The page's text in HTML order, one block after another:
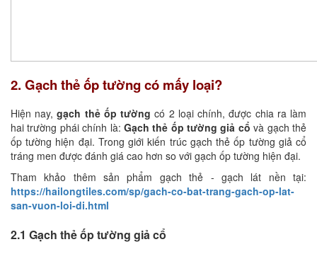
2. Gạch thẻ ốp tường có mấy loại?
Hiện nay,gạch thẻ ốp tường có 2 loại chính, được chia ra làm
hai trường phái chính là: Gạch thẻ ốp tường giả cổ và gạch thẻ
ốp tường hiện đại. Trong giới kiến trúc gạch thẻ ốp tường giả cổ
tráng men được đánh giá cao hơn so với gạch ốp tường hiện đại.
Tham khảo thêm sản phẩm gạch thẻ - gạch lát nền tại:
https://hailongtiles.com/sp/gach-co-bat-trang-gach-op-lat-
san-vuon-loi-di.html
2.1 Gạch thẻ ốp tường giả cổ